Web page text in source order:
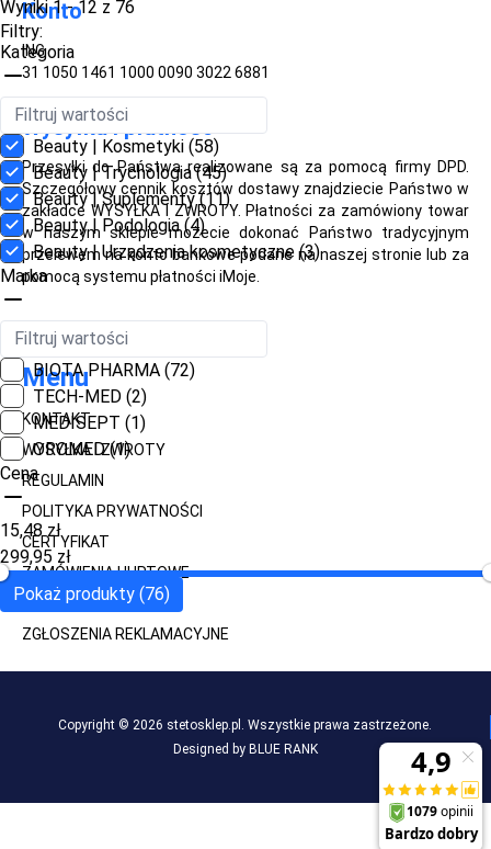
Konto
ING
31 1050 1461 1000 0090 3022 6881
Wysyłka i płatność
Przesyłki do Państwa realizowane są za pomocą firmy DPD.
Szczegółowy cennik kosztów dostawy znajdziecie Państwo w
zakładce WYSYŁKA I ZWROTY. Płatności za zamówiony towar
w naszym sklepie możecie dokonać Państwo tradycyjnym
przelewem na konto bankowe podane na naszej stronie lub za
pomocą systemu płatności iMoje.
Menu
KONTAKT
WYSYŁKA I ZWROTY
REGULAMIN
POLITYKA PRYWATNOŚCI
CERTYFIKAT
ZAMÓWIENIA HURTOWE
GRAWER
ZGŁOSZENIA REKLAMACYJNE
Copyright © 2026 stetosklep.pl. Wszystkie prawa zastrzeżone.
Designed by BLUE RANK
Wyniki 1 - 12 z 76
Filtry:
Kategoria
Beauty | Kosmetyki (58)
Beauty | Trychologia(45)
Beauty | Suplementy(11)
Beauty | Podologia(4)
Beauty | Urządzenia kosmetyczne(3)
Marka
BIOTA PHARMA (72)
TECH-MED (2)
MEDISEPT (1)
OROMED(1)
Cena
15,48 zł
299,95 zł
Pokaż produkty (76)